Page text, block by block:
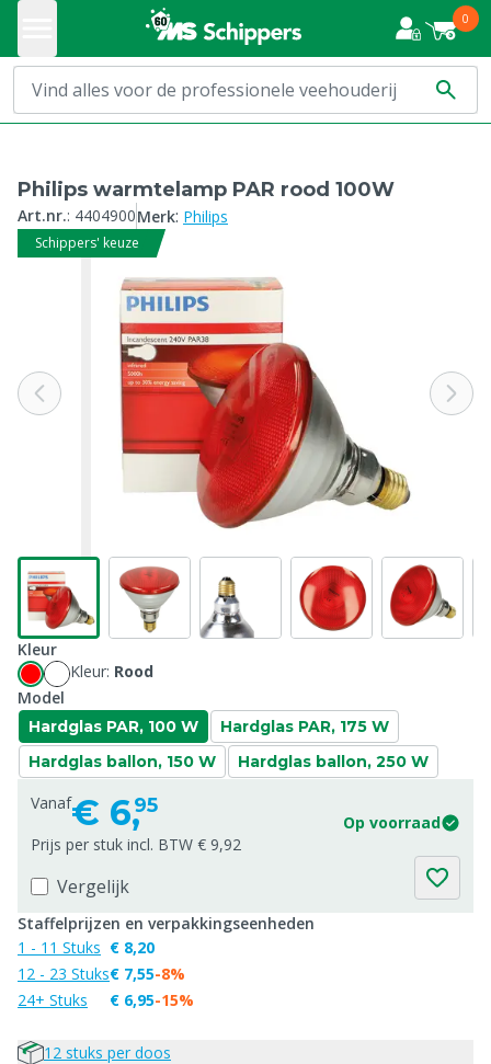
0
Philips warmtelamp PAR rood 100W
Art.nr.: 4404900Merk: Philips
Schippers' keuze
Kleur
Kleur: Rood
Model
Hardglas PAR, 100 W
Hardglas PAR, 175 W
Hardglas ballon, 150 W
Hardglas ballon, 250 W
Vanaf€ 6,95
Op voorraad
Prijs per stuk incl. BTW € 9,92
Vergelijk
Staffelprijzen en verpakkingseenheden
1 - 11 Stuks
12 - 23 Stuks
24+ Stuks
€ 8,20
€ 7,55
€ 6,95
-8%
-15%
12 stuks per doos